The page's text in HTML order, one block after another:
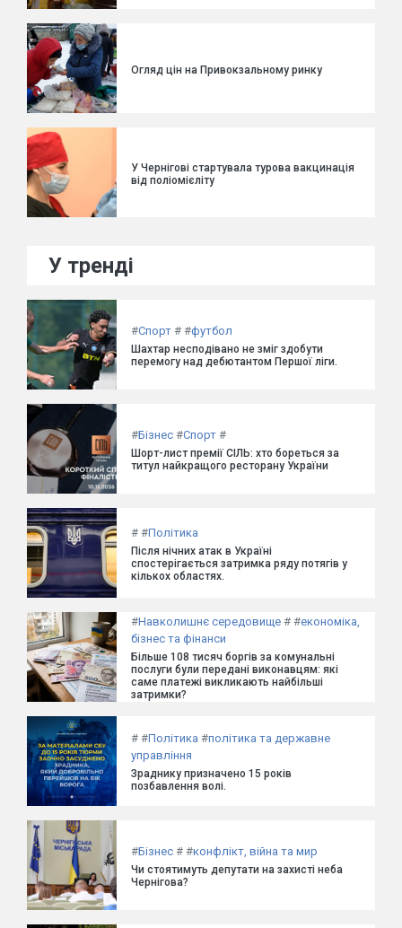
Огляд цін на Привокзальному ринку
У Чернігові стартувала турова вакцинація
від поліомієліту
У тренді
#Спорт # #футбол
Шахтар несподівано не зміг здобути
перемогу над дебютантом Першої ліги.
#Бізнес #Спорт #
Шорт-лист премії СІЛЬ: хто бореться за
титул найкращого ресторану України
# #Політика
Після нічних атак в Україні
спостерігається затримка ряду потягів у
кількох областях.
#Навколишнє середовище # #економіка,
бізнес та фінанси
Більше 108 тисяч боргів за комунальні
послуги були передані виконавцям: які
саме платежі викликають найбільші
затримки?
# #Політика #політика та державне
управління
Зраднику призначено 15 років
позбавлення волі.
#Бізнес # #конфлікт, війна та мир
Чи стоятимуть депутати на захисті неба
Чернігова?